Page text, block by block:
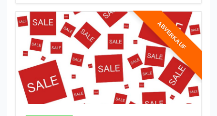
ABVERKAUF